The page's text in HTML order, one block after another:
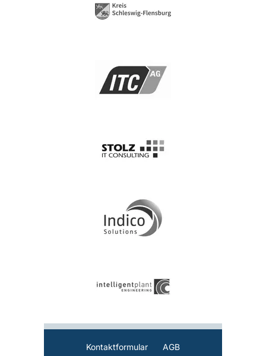
Kontaktformular AGB